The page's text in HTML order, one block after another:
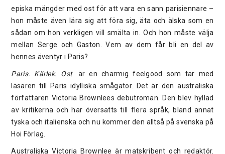
episka mängder med ost för att vara en sann parisiennare –
hon måste även lära sig att föra sig, äta och älska som en
sådan om hon verkligen vill smälta in. Och hon måste välja
mellan Serge och Gaston. Vem av dem får bli en del av
hennes äventyr i Paris?
Paris. Kärlek. Ost. är en charmig feelgood som tar med
läsaren till Paris idylliska smågator. Det är den australiska
författaren Victoria Brownlees debutroman. Den blev hyllad
av kritikerna och har översatts till flera språk, bland annat
tyska och italienska och nu kommer den alltså på svenska på
Hoi Förlag.
Australiska Victoria Brownlee är matskribent och redaktör.